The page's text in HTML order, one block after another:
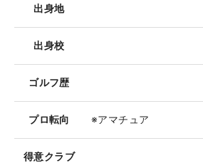
出身地
出身校
ゴルフ歴
プロ転向 ※アマチュア
得意クラブ